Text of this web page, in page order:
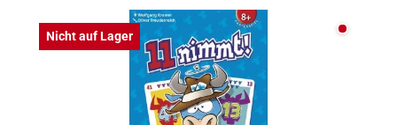
Nicht auf Lager Nicht